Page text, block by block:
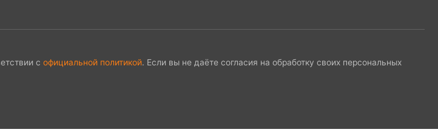
с официальной политикой. Если вы не даёте согласия на обработку своих персональных